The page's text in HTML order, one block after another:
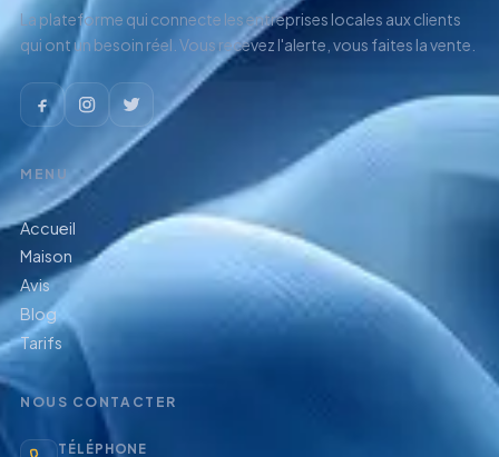
La plateforme qui connecte les entreprises locales aux clients
qui ont un besoin réel. Vous recevez l'alerte, vous faites la vente.
MENU
Accueil
Maison
Avis
Blog
Tarifs
NOUS CONTACTER
TÉLÉPHONE